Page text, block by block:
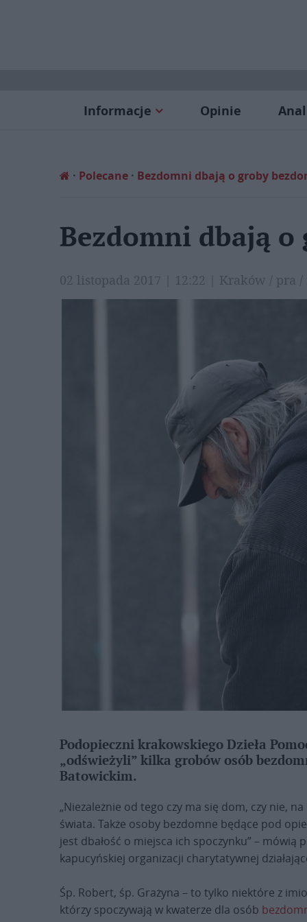
Informacje Opinie
Polecane Bezdomni dbają o groby
Bezdomni dbają o
02 listopada 2017 | 12:22 | Kraków / pra
Podopieczni krakowskiego Dzieła
„odświeżyli” kilka grobów osób
Batowickim.
„Niezależnie od tego czy ma się dom, czy nie,
świata. Także osoby bezdomne będące pod
jest dbałość o miejsca ich spoczynku” – mówią
kapucyńskiej organizacji charytatywnej
Śp. Robert, śp. Grażyna – to tylko niektóre z
którzy spoczywają w kwaterze dla osób